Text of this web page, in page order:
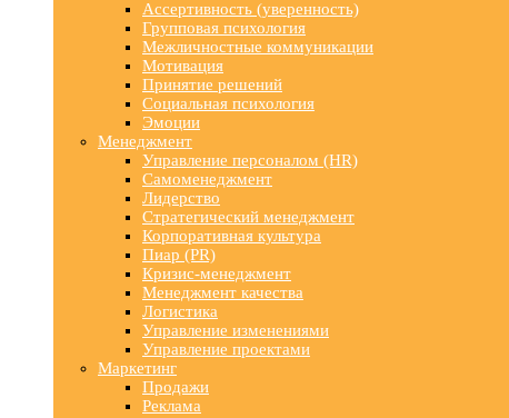
Ассертивность (уверенность)
Групповая психология
Межличностные коммуникации
Мотивация
Принятие решений
Социальная психология
Эмоции
Менеджмент
Управление персоналом (HR)
Самоменеджмент
Лидерство
Стратегический менеджмент
Корпоративная культура
Пиар (PR)
Кризис-менеджмент
Менеджмент качества
Логистика
Управление изменениями
Управление проектами
Маркетинг
Продажи
Реклама